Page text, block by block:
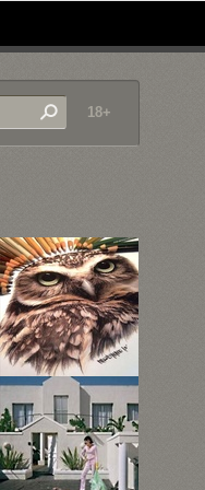
18+
Фотореалистичные
иллюстрации
Карлы
Миалинн